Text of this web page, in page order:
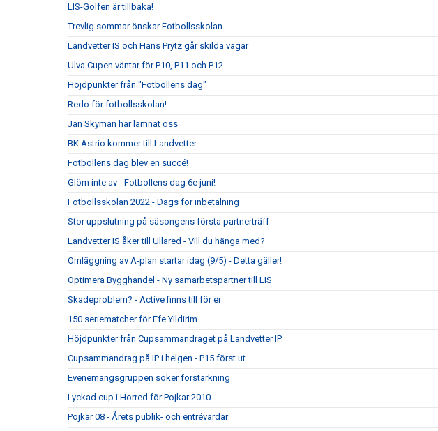
LIS-Golfen är tillbaka!
Trevlig sommar önskar Fotbollsskolan
Landvetter IS och Hans Prytz går skilda vägar
Ulva Cupen väntar för P10, P11 och P12
Höjdpunkter från "Fotbollens dag"
Redo för fotbollsskolan!
Jan Skyman har lämnat oss
BK Astrio kommer till Landvetter
Fotbollens dag blev en succé!
Glöm inte av - Fotbollens dag 6e juni!
Fotbollsskolan 2022 - Dags för inbetalning
Stor uppslutning på säsongens första partnerträff
Landvetter IS åker till Ullared - Vill du hänga med?
Omläggning av A-plan startar idag (9/5) - Detta gäller!
Optimera Bygghandel - Ny samarbetspartner till LIS
Skadeproblem? - Active finns till för er
150 seriematcher för Efe Yildirim
Höjdpunkter från Cupsammandraget på Landvetter IP
Cupsammandrag på IP i helgen - P15 först ut
Evenemangsgruppen söker förstärkning
Lyckad cup i Horred för Pojkar 2010
Pojkar 08 - Årets publik- och entrévärdar